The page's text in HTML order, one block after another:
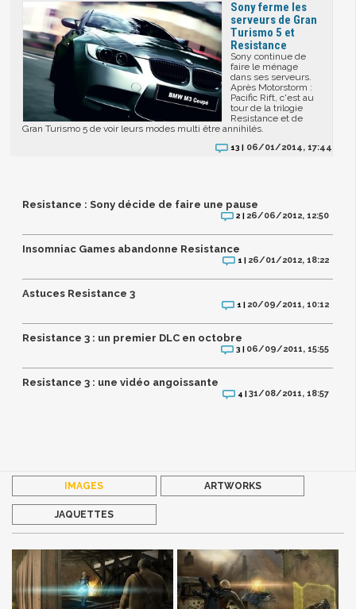
Sony ferme les
serveurs de Gran
Turismo 5 et
Resistance
Sony continue de
faire le ménage
dans ses serveurs.
Après Motorstorm :
Pacific Rift, c'est au
tour de la trilogie
Resistance et de
Gran Turismo 5 de voir leurs modes multi être annihilés.
13 | 06/01/2014, 17:44
Resistance : Sony décide de faire une pause
2 | 26/06/2012, 12:50
Insomniac Games abandonne Resistance
1 | 26/01/2012, 18:22
Astuces Resistance 3
1 | 20/09/2011, 10:12
Resistance 3 : un premier DLC en octobre
3 | 06/09/2011, 15:55
Resistance 3 : une vidéo angoissante
4 |31/08/2011, 18:57
IMAGES ARTWORKS
JAQUETTES